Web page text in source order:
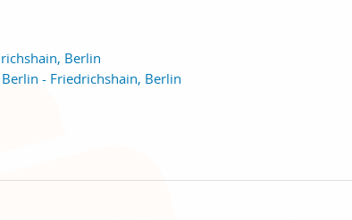
Berlin
- Friedrichshain, Berlin